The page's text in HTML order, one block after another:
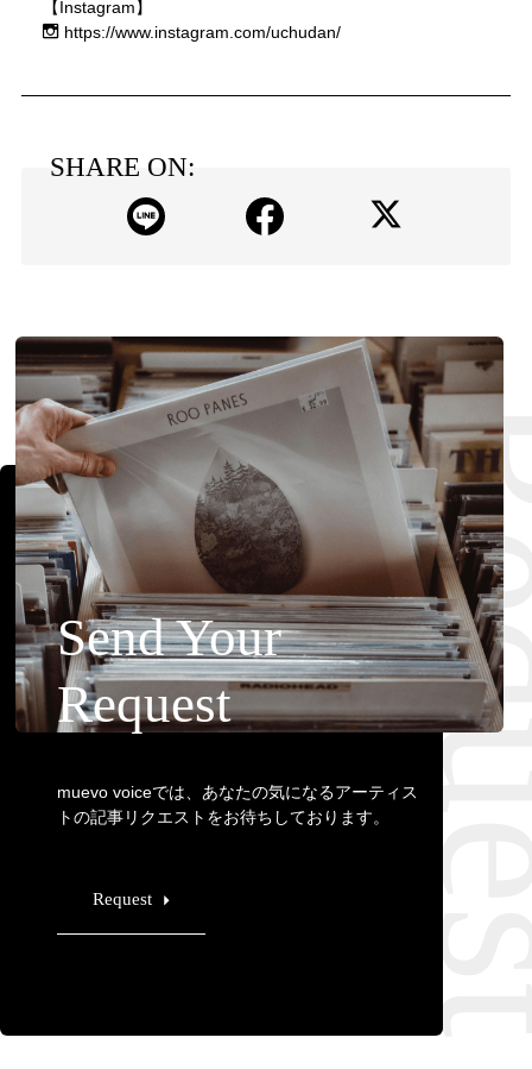
【Instagram】
https://www.instagram.com/uchudan/
SHARE ON:
Send Your
Request
muevo voiceでは、あなたの気になるアーティス
トの記事リクエストをお待ちしております。
Request